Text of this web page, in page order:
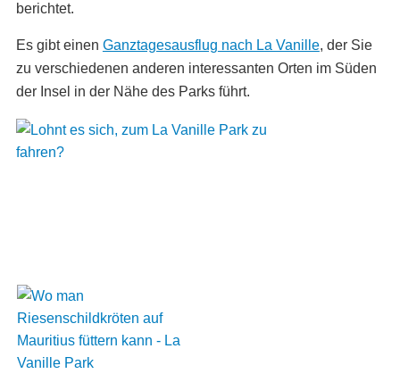
berichtet.
Es gibt einen Ganztagesausflug nach La Vanille, der Sie
zu verschiedenen anderen interessanten Orten im Süden
der Insel in der Nähe des Parks führt.